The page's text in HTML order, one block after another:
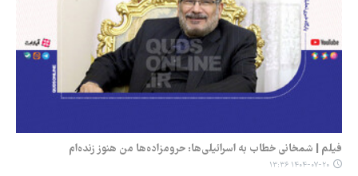
فیلم | شمخانی خطاب به اسرائیلی‌ها: حرومزاده‌ها من هنوز زنده‌ام
۱۴۰۴-۰۷-۲۰ ۱۳:۳۶